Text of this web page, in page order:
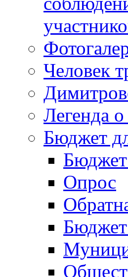
Человек
Легенда
Бюджет
Опрос